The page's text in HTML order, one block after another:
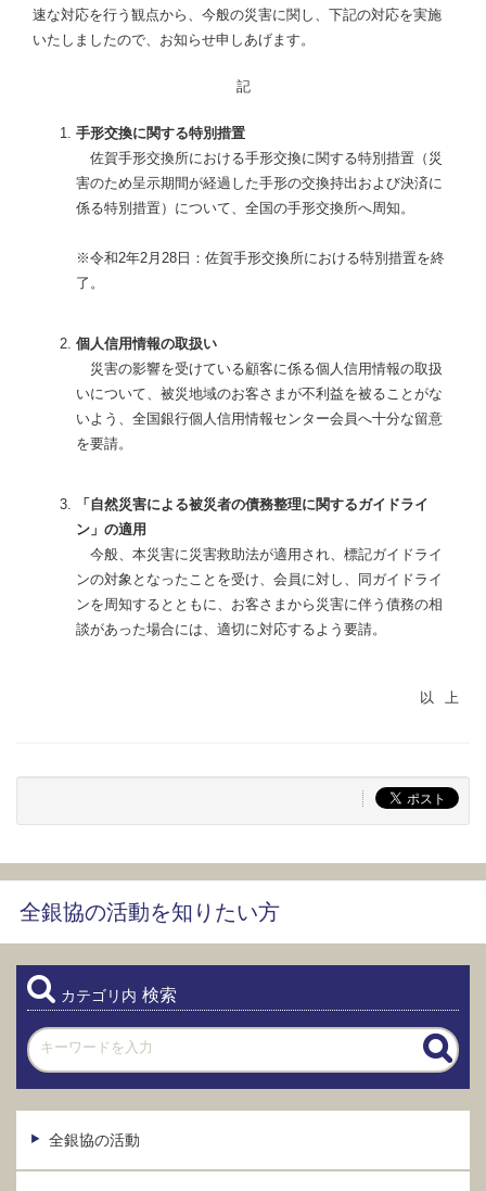
速な対応を行う観点から、今般の災害に関し、下記の対応を実施
いたしましたので、お知らせ申しあげます。
記
手形交換に関する特別措置
佐賀手形交換所における手形交換に関する特別措置（災
害のため呈示期間が経過した手形の交換持出および決済に
係る特別措置）について、全国の手形交換所へ周知。
※令和2年2月28日：佐賀手形交換所における特別措置を終
了。
個人信用情報の取扱い
災害の影響を受けている顧客に係る個人信用情報の取扱
いについて、被災地域のお客さまが不利益を被ることがな
いよう、全国銀行個人信用情報センター会員へ十分な留意
を要請。
「自然災害による被災者の債務整理に関するガイドライ
ン」の適用
今般、本災害に災害救助法が適用され、標記ガイドライ
ンの対象となったことを受け、会員に対し、同ガイドライ
ンを周知するとともに、お客さまから災害に伴う債務の相
談があった場合には、適切に対応するよう要請。
全銀協の活動を知りたい方
カテゴリ内 検索
全銀協の活動